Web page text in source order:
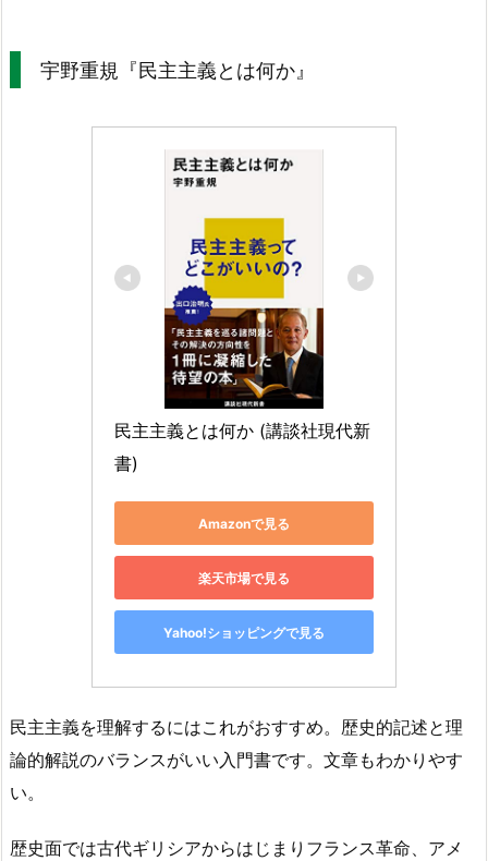
宇野重規『民主主義とは何か』
民主主義とは何か (講談社現代新
書)
Amazonで見る
楽天市場で見る
Yahoo!ショッピングで見る
民主主義を理解するにはこれがおすすめ。歴史的記述と理
論的解説のバランスがいい入門書です。文章もわかりやす
い。
歴史面では古代ギリシアからはじまりフランス革命、アメ